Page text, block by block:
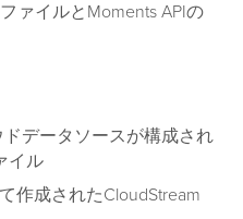
ァイルとMoments APIの
データソースが構成され
イル
作成されたCloudStream